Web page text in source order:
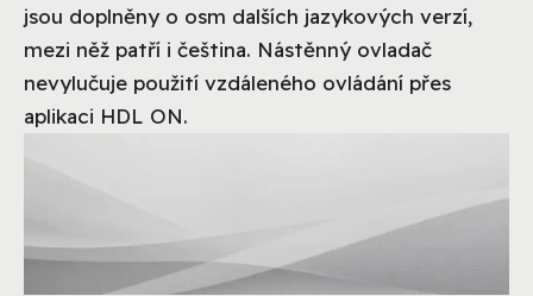
jsou doplněny o osm dalších jazykových verzí,
mezi něž patří i čeština. Nástěnný ovladač
nevylučuje použití vzdáleného ovládání přes
aplikaci HDL ON.